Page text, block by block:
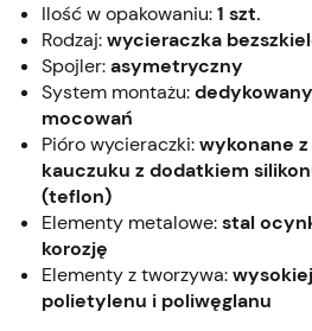
Ilość w opakowaniu:1 szt.
Rodzaj:wycieraczka
Spojler:asymetryczny
System montażu:
mocowań
Pióro wycieraczki:wykonane
kauczuku z dodatkiem
(teflon)
Elementy metalowe:stal
korozję
Elementy z tworzywa:
polietylenu i poliwęglanu